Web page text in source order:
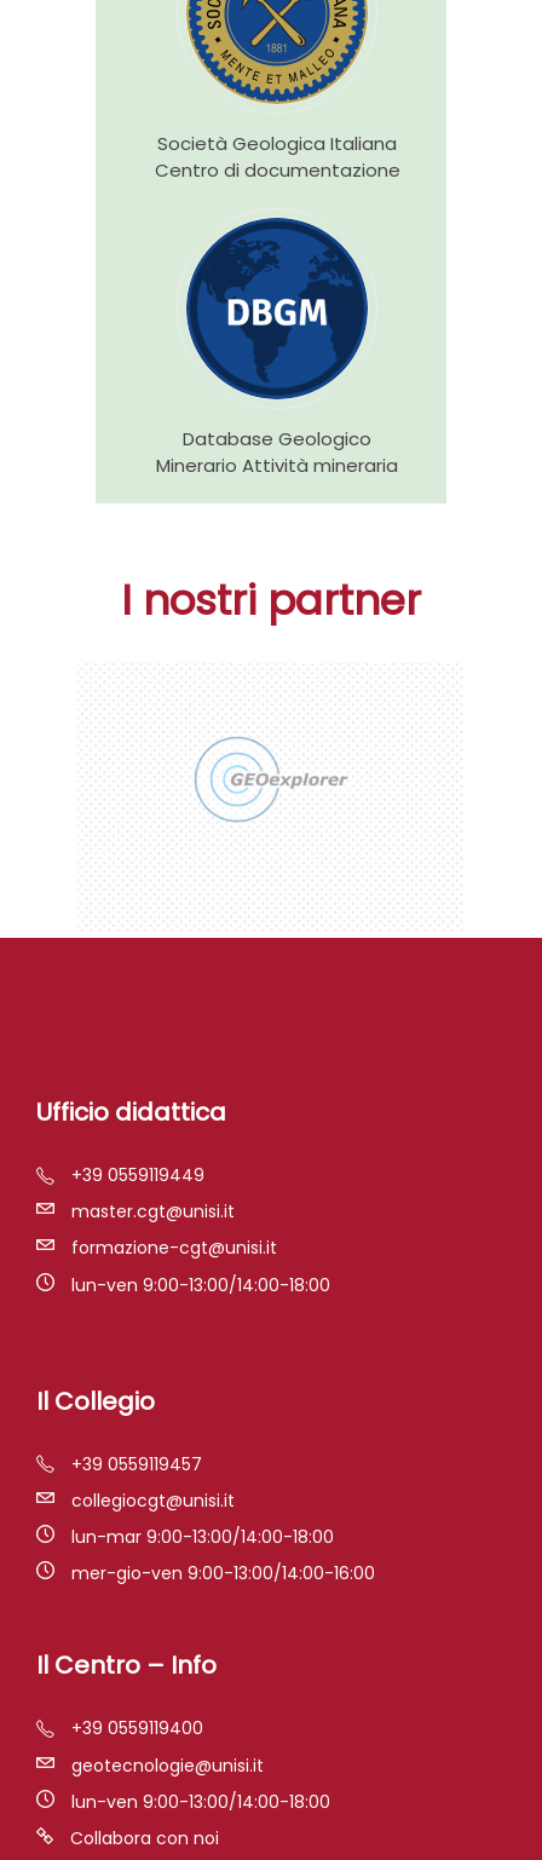
Società Geologica Italiana
Centro di documentazione
Database Geologico
Minerario Attività mineraria
I nostri partner
Ufficio didattica
+39 0559119449
master.cgt@unisi.it
formazione-cgt@unisi.it
lun-ven 9:00-13:00/14:00-18:00
Il Collegio
+39 0559119457
collegiocgt@unisi.it
lun-mar 9:00-13:00/14:00-18:00
mer-gio-ven 9:00-13:00/14:00-16:00
Il Centro – Info
+39 0559119400
geotecnologie@unisi.it
lun-ven 9:00-13:00/14:00-18:00
Collabora con noi